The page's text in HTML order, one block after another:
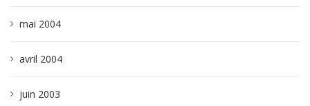
mai 2004
avril 2004
juin 2003